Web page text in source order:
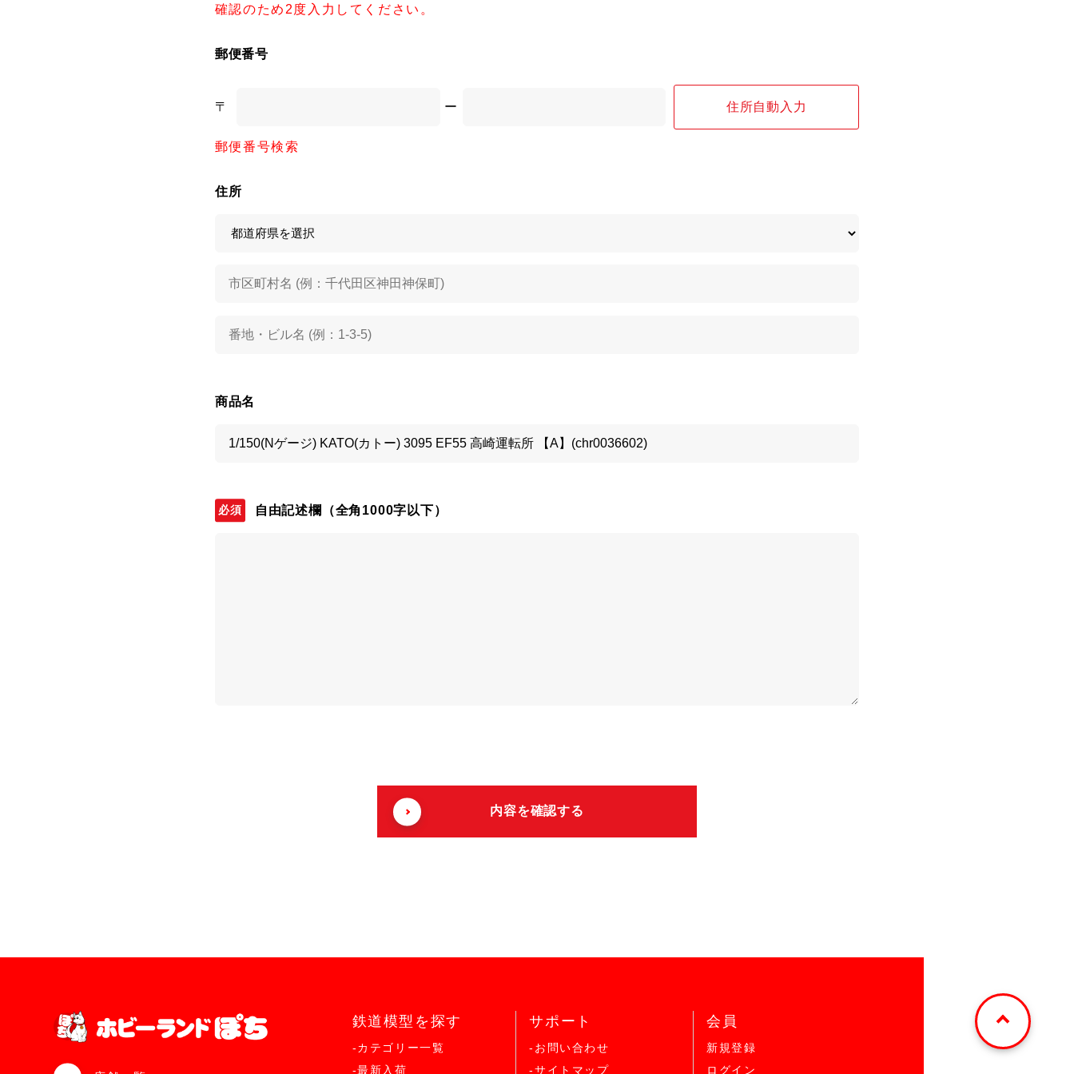
確認のため2度入力してください。
郵便番号
〒 ー 住所自動入力
郵便番号検索
住所
商品名
自由記述欄 （全角1000字以下）
鉄道模型を探す
-カテゴリー一覧
-最新入荷
サポート
-お問い合わせ
-サイトマップ
会員
新規登録
ログイン